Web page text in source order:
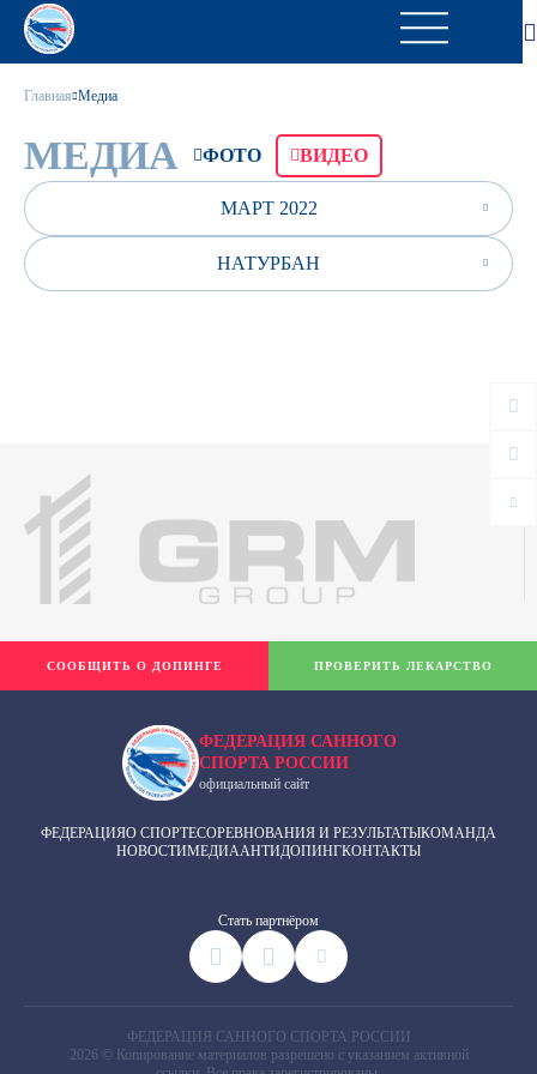
Главная Медиа
МЕДИА ФОТО ВИДЕО
МАРТ 2022
НАТУРБАН
ФЕДЕРАЦИЯ САННОГО
СПОРТА РОССИИ
официальный сайт
ФЕДЕРАЦИЯО СПОРТЕСОРЕВНОВАНИЯ И РЕЗУЛЬТАТЫКОМАНДА
НОВОСТИМЕДИААНТИДОПИНГКОНТАКТЫ
Cтать партнёром
СООБЩИТЬ О ДОПИНГЕ ПРОВЕРИТЬ ЛЕКАРСТВО
ФЕДЕРАЦИЯ САННОГО СПОРТА РОССИИ
2026 © Копирование материалов разрешено с указанием активной